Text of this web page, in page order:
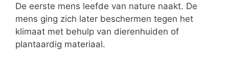
De eerste mens leefde van nature naakt. De
mens ging zich later beschermen tegen het
klimaat met behulp van dierenhuiden of
plantaardig materiaal.